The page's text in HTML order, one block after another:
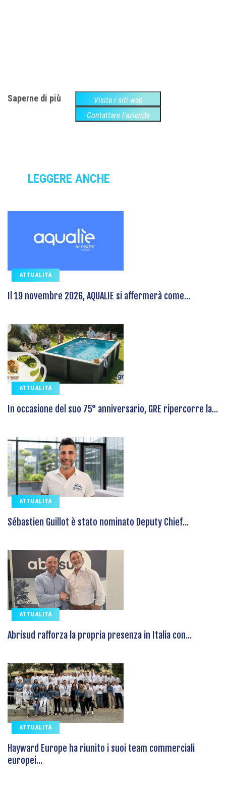
Saperne di più
Visita i siti web
Contattare l'azienda
LEGGERE ANCHE
ATTUALITÀ
Il 19 novembre 2026, AQUALIE si affermerà come...
ATTUALITÀ
In occasione del suo 75° anniversario, GRE ripercorre la...
ATTUALITÀ
Sébastien Guillot è stato nominato Deputy Chief...
ATTUALITÀ
Abrisud rafforza la propria presenza in Italia con...
ATTUALITÀ
Hayward Europe ha riunito i suoi team commerciali
europei...